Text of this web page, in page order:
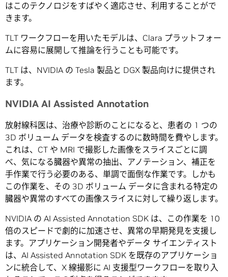
はこのテクノロジをすばやく適応させ、利用することがで
きます。
TLT ワークフローを用いたモデルは、Clara プラットフォー
ムに容易に展開して推論を行うことも可能です。
TLT は、NVIDIA の Tesla 製品と DGX 製品向けに提供され
ます。
NVIDIA AI Assisted Annotation
放射線科医は、治療や診断のことになると、患者の 1 つの
3D ボリューム データを検査するのに数時間を費やします。
これは、CT や MRI で撮影した画像をスライスごとに調
べ、気になる臓器や異常の抽出、アノテーション、補正を
手作業で行う必要のある、単調で面倒な作業です。しかも
この作業を、その 3D ボリューム データに含まれる特定の
臓器や異常のすべての画像スライスに対して繰り返します。
NVIDIA の AI Assisted Annotation SDK は、この作業を 10
倍のスピードで劇的に加速させ、異常の早期発見を支援し
ます。アプリケーション開発者やデータ サイエンティスト
は、AI Assisted Annotation SDK を既存のアプリケーショ
ンに統合して、X 線撮影に AI 支援型ワークフローを取り入